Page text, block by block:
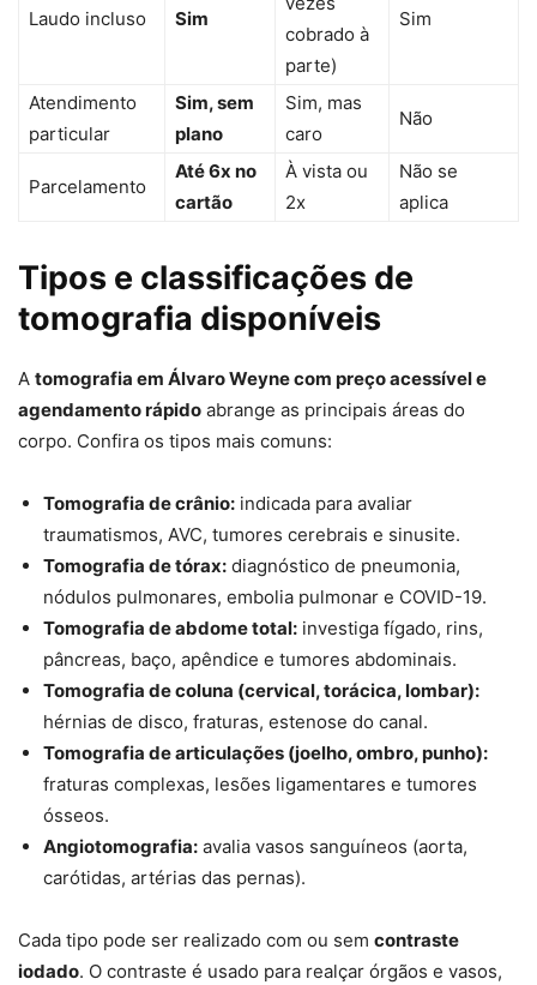
Laudo incluso Sim
cobrado à
parte)
Sim
Atendimento
particular
Sim, sem
plano
Sim, mas
caro
Não
Parcelamento
Até 6x no
cartão
À vista ou
2x
Não se
aplica
Tipos e classificações de
tomografia disponíveis
A tomografia em Álvaro Weyne com preço acessível e
agendamento rápido abrange as principais áreas do
corpo. Confira os tipos mais comuns:
Tomografia de crânio: indicada para avaliar
traumatismos, AVC, tumores cerebrais e sinusite.
Tomografia de tórax: diagnóstico de pneumonia,
nódulos pulmonares, embolia pulmonar e COVID-19.
Tomografia de abdome total: investiga fígado, rins,
pâncreas, baço, apêndice e tumores abdominais.
Tomografia de coluna (cervical, torácica, lombar):
hérnias de disco, fraturas, estenose do canal.
Tomografia de articulações (joelho, ombro, punho):
fraturas complexas, lesões ligamentares e tumores
ósseos.
Angiotomografia: avalia vasos sanguíneos (aorta,
carótidas, artérias das pernas).
Cada tipo pode ser realizado com ou sem contraste
iodado. O contraste é usado para realçar órgãos e vasos,